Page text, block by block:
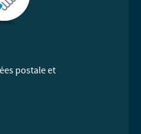
postale et